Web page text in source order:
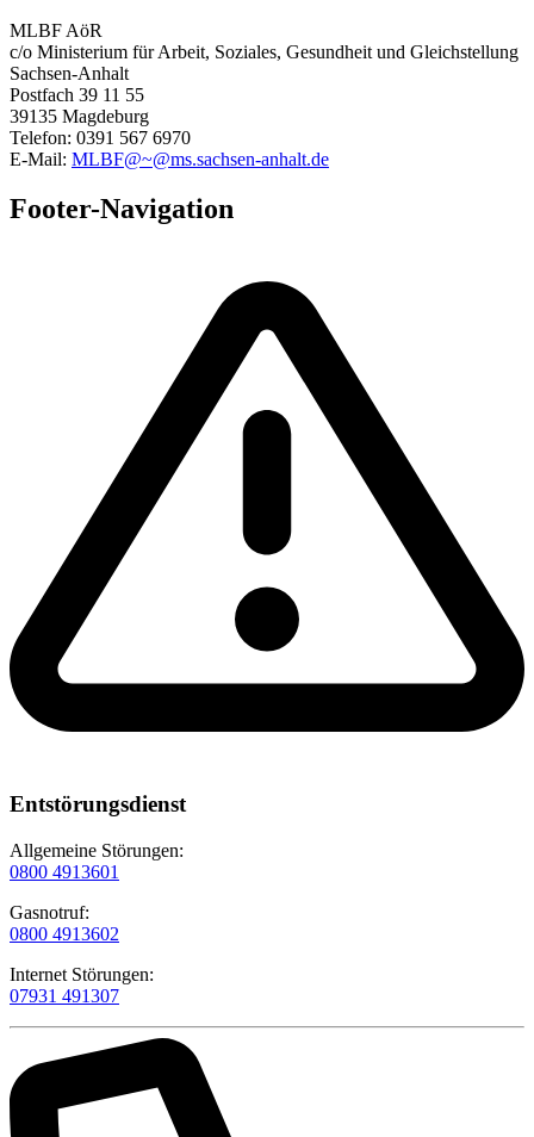
MLBF AöR
c/o Ministerium für Arbeit, Soziales, Gesundheit und Gleichstellung
Sachsen-Anhalt
Postfach 39 11 55
39135 Magdeburg
Telefon: 0391 567 6970
E-​Mail: MLBF@~@ms.sachsen-anhalt.de
Footer-Navigation
Entstörungsdienst
Allgemeine Störungen:
0800 4913601
Gasnotruf:
0800 4913602
Internet Störungen:
07931 491307